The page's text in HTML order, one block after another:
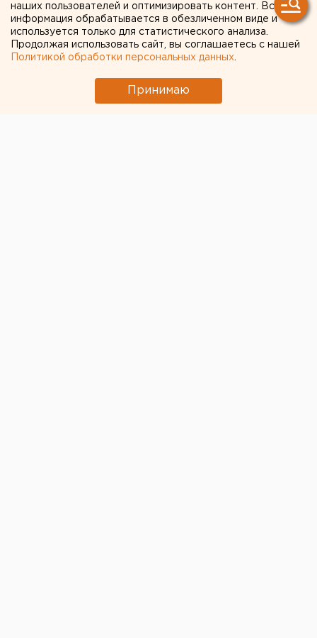
вспоминают
екатеринбургского
депутата Елену Дерягину
наших пользователей и оптимизировать контент. Вся
информация обрабатывается в обезличенном виде и
используется только для статистического анализа.
Продолжая использовать сайт, вы соглашаетесь с нашей
Политикой обработки персональных данных
Принимаю